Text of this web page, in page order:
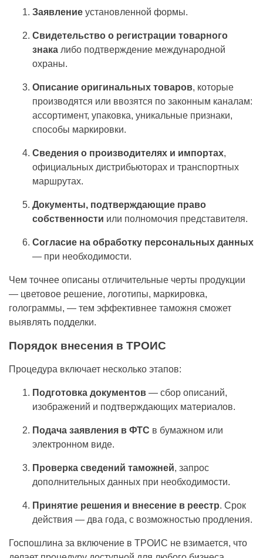
Заявление установленной формы.
Свидетельство о регистрации товарного
знака либо подтверждение международной
охраны.
Описание оригинальных товаров, которые
производятся или ввозятся по законным каналам:
ассортимент, упаковка, уникальные признаки,
способы маркировки.
Сведения о производителях и импортах,
официальных дистрибьюторах и транспортных
маршрутах.
Документы, подтверждающие право
собственности или полномочия представителя.
Согласие на обработку персональных данных
— при необходимости.
Чем точнее описаны отличительные черты продукции
— цветовое решение, логотипы, маркировка,
голограммы, — тем эффективнее таможня сможет
выявлять подделки.
Порядок внесения в ТРОИС
Процедура включает несколько этапов:
Подготовка документов — сбор описаний,
изображений и подтверждающих материалов.
Подача заявления в ФТС в бумажном или
электронном виде.
Проверка сведений таможней, запрос
дополнительных данных при необходимости.
Принятие решения и внесение в реестр. Срок
действия — два года, с возможностью продления.
Госпошлина за включение в ТРОИС не взимается, что